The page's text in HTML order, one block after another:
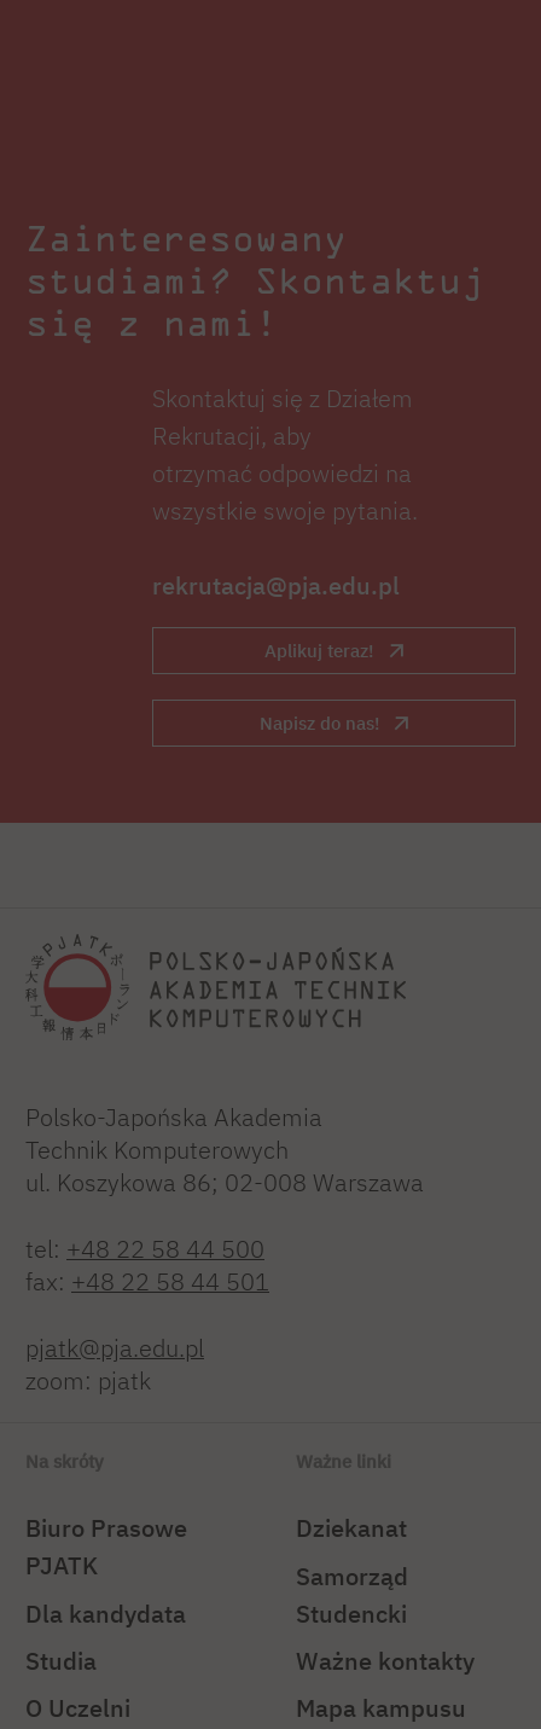
Zainteresowany
studiami? Skontaktuj
się z nami!
Skontaktuj się z Działem
Rekrutacji, aby
otrzymać odpowiedzi na
wszystkie swoje pytania.
rekrutacja@pja.edu.pl
Aplikuj teraz!
Napisz do nas!
Polsko-Japońska Akademia
Technik Komputerowych
ul. Koszykowa 86; 02-008 Warszawa
tel: +48 22 58 44 500
fax: +48 22 58 44 501
pjatk@pja.edu.pl
zoom: pjatk
Na skróty
Biuro Prasowe
PJATK
Dla kandydata
Studia
O Uczelni
Ważne linki
Dziekanat
Samorząd
Studencki
Ważne kontakty
Mapa kampusu